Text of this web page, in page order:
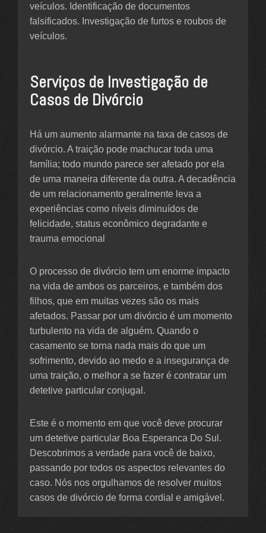
veículos. Identificação de documentos
falsificados. Investigação de furtos e roubos de
veículos.
Serviços de Investigação de
Casos de Divórcio
Há um aumento alarmante na taxa de casos de
divórcio. A traição pode machucar toda uma
família; todo mundo parece ser afetado por ela
de uma maneira diferente da outra. A decadência
de um relacionamento geralmente leva a
experiências como níveis diminuídos de
felicidade, status econômico degradante e
trauma emocional
O processo de divórcio tem um enorme impacto
na vida de ambos os parceiros, e também dos
filhos, que em muitas vezes são os mais
afetados. Passar por um divórcio é um momento
turbulento na vida de alguém. Quando o
casamento se torna nada mais do que um
sofrimento, devido ao medo e a insegurança de
uma traição, o melhor a se fazer é contratar um
detetive particular conjugal.
Este é o momento em que você deve procurar
um detetive particular Boa Esperanca Do Sul.
Descobrimos a verdade para você de baixo,
passando por todos os aspectos relevantes do
caso. Nós nos orgulhamos de resolver muitos
casos de divórcio de forma cordial e amigável.